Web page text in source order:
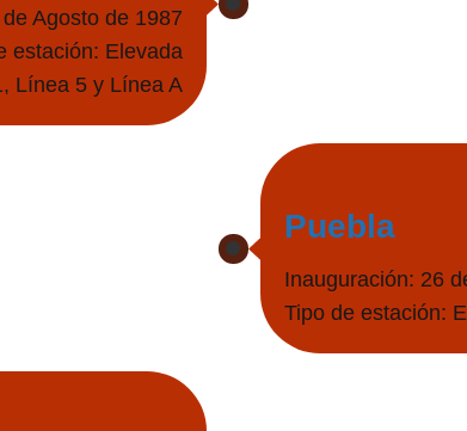
Agosto de 1987
estación: Elevada
Línea 5 y Línea A
Puebla
Inauguración: 26
Tipo de estación: